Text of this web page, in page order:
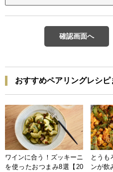
確認画面へ
おすすめペアリングレシピ
ワインに合う！ズッキーニ
を使ったおつまみ8選【20
とう
ンが飲